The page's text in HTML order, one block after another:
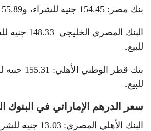
بنك مصر: 154.45 جنيه للشراء، و155.89 للبيع.
للبيع.
للبيع.
سعر الدرهم الإماراتي في البنوك
البنك الأهلي المصري: 13.03 جنيه للشراء، و13.05 للبيع.